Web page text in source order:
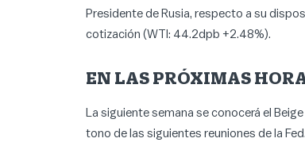
Presidente de Rusia, respecto a su
cotización (WTI: 44.2dpb +2.48%).
EN LAS PRÓXIMAS
La siguiente semana se conocerá el
tono de las siguientes reuniones de la Fed.